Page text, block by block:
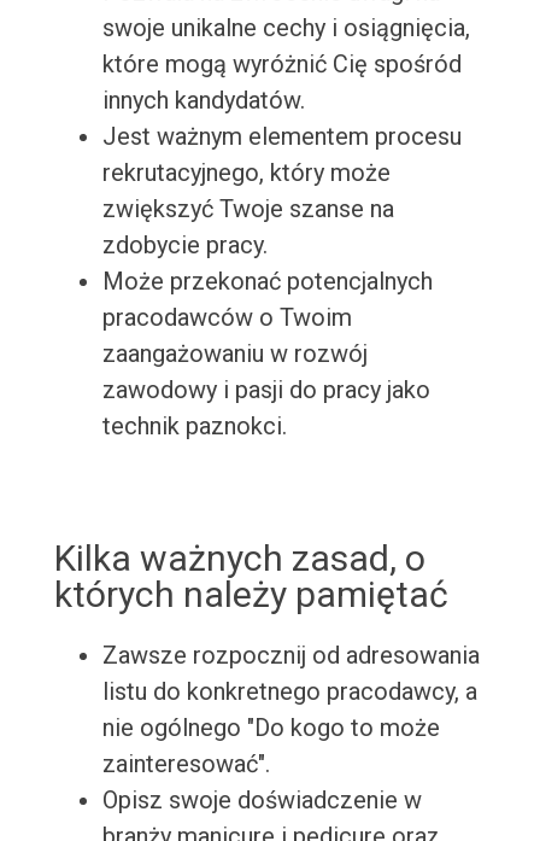
swoje unikalne cechy i osiągnięcia,
które mogą wyróżnić Cię spośród
innych kandydatów.
Jest ważnym elementem procesu
rekrutacyjnego, który może
zwiększyć Twoje szanse na
zdobycie pracy.
Może przekonać potencjalnych
pracodawców o Twoim
zaangażowaniu w rozwój
zawodowy i pasji do pracy jako
technik paznokci.
Kilka ważnych zasad, o
których należy pamiętać
Zawsze rozpocznij od adresowania
listu do konkretnego pracodawcy, a
nie ogólnego "Do kogo to może
zainteresować".
Opisz swoje doświadczenie w